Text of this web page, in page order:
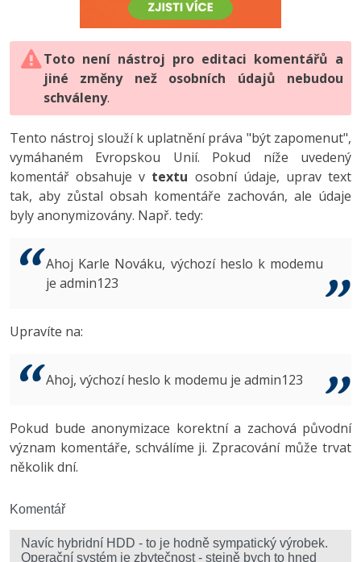
HTML5, CSS3, Bootstrap, SEO
SQL a databáze
Testování a verzování
UML a návrhové vzory
React
Spring
ASP.NET MVC
Best practices
PHP
JavaScript
Python
HTML / CSS
UML a návrhové vzory
MySQL/MariaDB
MS-SQL
Vývojář mobilních aplikací
C# Game developer
Tester
Systémový administrátor
3D grafik
Copywriter
WordPress specialista
-80%
JavaScript -80%
PHP -80%
Swift -80%
Kotlin -80%
VB.NET
Algoritmy -41%
Umělá inteligence (AI) -10%
Fórum
Digitální gramotnost
Marketing
WordPress
SEO
UX
Business
Copywriting
Windows
Kybernetická bezpečnost
Photoshop -80%
Adobe Illustrator -80%
Adobe Lightroom
Adobe XD
Adobe InDesign -25%
Adobe After Effects
Inkscape
Fórum
Toto není nástroj pro editaci komentářů a
jiné změny než osobních údajů nebudou
schváleny.
Tento nástroj slouží k uplatnění práva "být zapomenut",
vymáhaném Evropskou Unií. Pokud níže uvedený
komentář obsahuje v textu osobní údaje, uprav text
tak, aby zůstal obsah komentáře zachován, ale údaje
byly anonymizovány. Např. tedy:
Ahoj Karle Nováku, výchozí heslo k modemu
je admin123
Upravíte na:
Ahoj, výchozí heslo k modemu je admin123
Pokud bude anonymizace korektní a zachová původní
význam komentáře, schválíme ji. Zpracování může trvat
několik dní.
Komentář